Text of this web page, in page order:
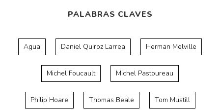
PALABRAS CLAVES
Agua Daniel Quiroz Larrea Herman Melville
Michel Foucault Michel Pastoureau
Philip Hoare Thomas Beale Tom Mustill